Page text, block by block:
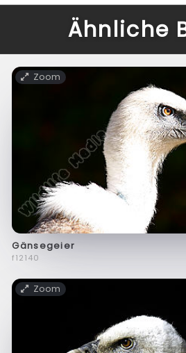
Ähnliche
Zoom
Gänsegeier
f12140
Zoom